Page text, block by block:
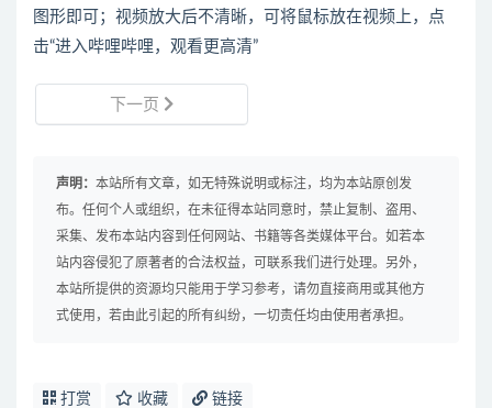
图形即可；视频放大后不清晰，可将鼠标放在视频上，点
击“进入哔哩哔哩，观看更高清”
下一页
声明： 本站所有文章，如无特殊说明或标注，均为本站原创发
布。任何个人或组织，在未征得本站同意时，禁止复制、盗用、
采集、发布本站内容到任何网站、书籍等各类媒体平台。如若本
站内容侵犯了原著者的合法权益，可联系我们进行处理。另外，
本站所提供的资源均只能用于学习参考，请勿直接商用或其他方
式使用，若由此引起的所有纠纷，一切责任均由使用者承担。
打赏 收藏 链接